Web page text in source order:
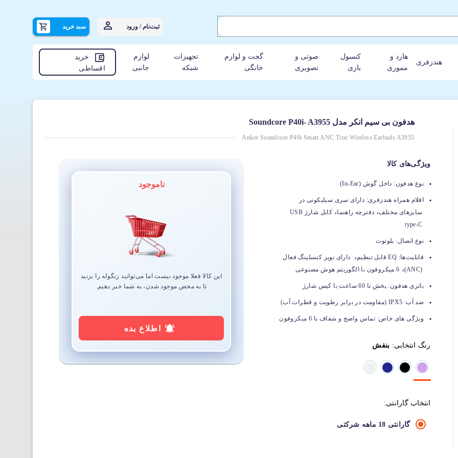
ثبت‌نام / ورود سبد خرید
هندزفری
هارد و
مموری
کنسول
بازی
صوتی و
تصویری
گجت و لوازم
خانگی
تجهیزات
شبکه
لوازم
جانبی
خرید
اقساطی
هدفون بی‌ سیم انکر مدل Soundcore P40i- A3955
Anker Soundcore P40i Smart ANC True Wireless Earbuds A3955
ویژگی‌های کالا
نوع هدفون: داخل گوش (In-Ear)
اقلام همراه هندزفری: دارای سری سیلیکونی در
سایزهای مختلف، دفترچه راهنما،
کابل شارژ USB
type-C
نوع اتصال: بلوتوث
قابلیت‌ها: EQ قابل تنظیم ،
دارای نویز کنسلینگ فعال
(ANC)
، 6 میکروفون با الگوریتم هوش مصنوعی
باتری هدفون: پخش تا 60 ساعت با کیس شارژ
ضد آب: IPX5 (مقاومت در برابر رطوبت و قطرات آب)
ویژگی های خاص: تماس واضح و شفاف با 6 میکروفون
رنگ انتخابی: بنفش
انتخاب گارانتی:
گارانتی 18 ماهه شرکتی
ناموجود
این کالا فعلا موجود نیست اما می‌توانید زنگوله را بزنید
تا به محض موجود شدن، به شما خبر دهیم.
اطلاع بده